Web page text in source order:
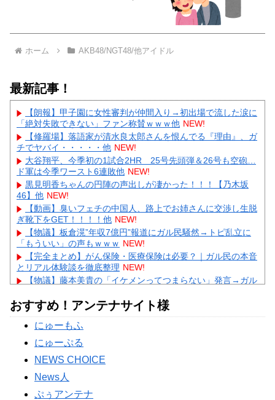
ホーム AKB48/NGT48/他アイドル
最新記事！
【朗報】甲子園に女性審判が仲間入り→初出場で流した涙に
「絶対失敗できない」ファン称賛ｗｗｗ他 NEW!
【修羅場】落語家が清水良太郎さんを恨んでる『理由』、ガ
チでヤバイ・・・・・他 NEW!
大谷翔平、今季初の1試合2HR 25号先頭弾＆26号も空砲…
ド軍は今季ワースト6連敗他 NEW!
黒見明香ちゃんの円陣の声出しが凄かった！！！【乃木坂
46】他 NEW!
【動画】臭いフェチの中国人、路上でお姉さんに交渉し生脱
ぎ靴下をGET！！！！他 NEW!
【物議】板倉滉”年収7億円”報道にガル民騒然→トピ乱立に
「もういい」の声もｗｗｗ NEW!
【完全まとめ】がん保険・医療保険は必要？｜ガル民の本音
とリアル体験談を徹底整理 NEW!
【物議】藤本美貴の「イケメンってつまらない」発言→ガル
【物議】田中みな実、結婚&妊娠発表後初登場→10cmヒール
にガル民総ツッコミｗｗｗ NEW!
【衝撃】剛力彩芽、ネプリーグで別人級美貌に→ガル民「え
っ待って」の総ツッコミｗｗｗ
Powered by livedoor 相互RSS
おすすめ！アンテナサイト様
にゅーもふ
にゅーぷる
NEWS CHOICE
News人
ぷぅアンテナ